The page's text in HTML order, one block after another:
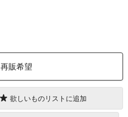
再販希望
欲しいものリストに追加